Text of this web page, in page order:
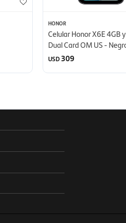
HONOR
Celular Honor X6E 4GB
Dual Card OM US -
USD 309